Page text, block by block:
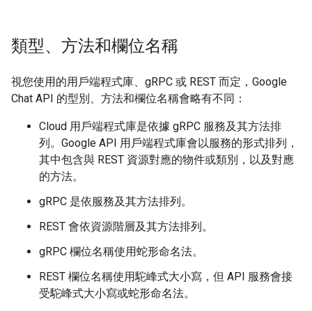
類型、方法和欄位名稱
視您使用的用戶端程式庫、gRPC 或 REST 而定，Google
Chat API 的型別、方法和欄位名稱會略有不同：
Cloud 用戶端程式庫是依據 gRPC 服務及其方法排
列。Google API 用戶端程式庫會以服務的形式排列，
其中包含與 REST 資源對應的物件或類別，以及對應
的方法。
gRPC 是依服務及其方法排列。
REST 會依資源階層及其方法排列。
gRPC 欄位名稱使用蛇形命名法。
REST 欄位名稱使用駝峰式大小寫，但 API 服務會接
受駝峰式大小寫或蛇形命名法。